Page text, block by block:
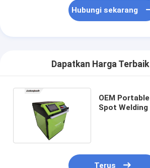
Hubungi sekarang
Dapatkan Harga
OEM
Spot
Terus